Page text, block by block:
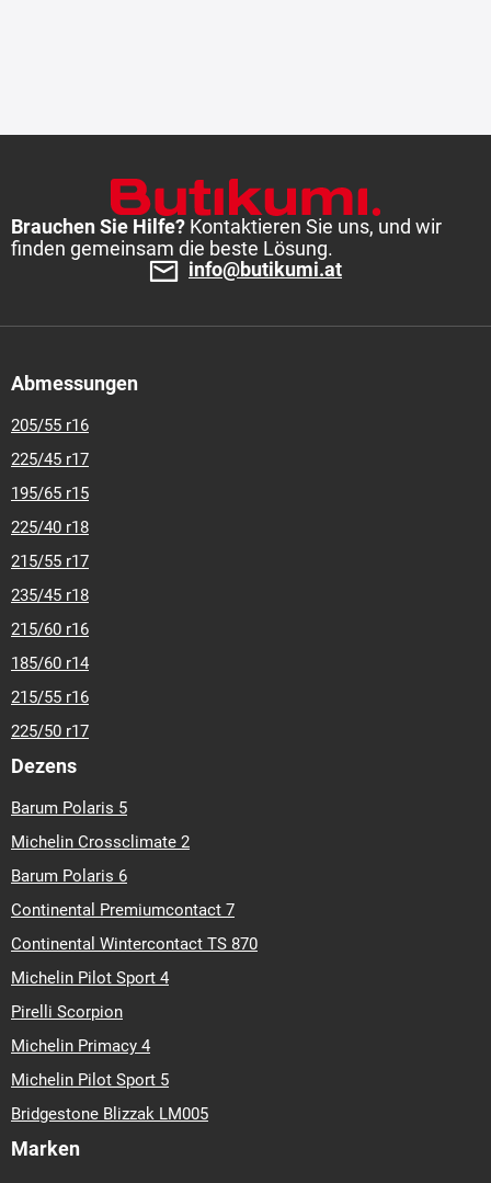
Brauchen Sie Hilfe? Kontaktieren Sie uns, und wir
finden gemeinsam die beste Lösung.
info@butikumi.at
Abmessungen
205/55 r16
225/45 r17
195/65 r15
225/40 r18
215/55 r17
235/45 r18
215/60 r16
185/60 r14
215/55 r16
225/50 r17
Dezens
Barum Polaris 5
Michelin Crossclimate 2
Barum Polaris 6
Continental Premiumcontact 7
Continental Wintercontact TS 870
Michelin Pilot Sport 4
Pirelli Scorpion
Michelin Primacy 4
Michelin Pilot Sport 5
Bridgestone Blizzak LM005
Marken